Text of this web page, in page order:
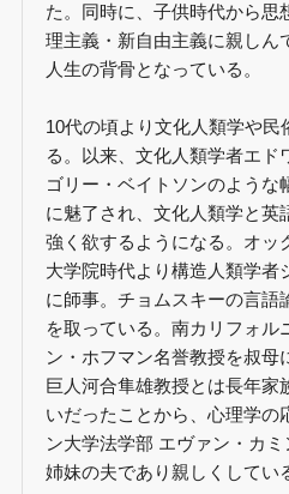
た。同時に、子供時代から思
理主義・新自由主義に親しん
人生の背骨となっている。
10代の頃より文化人類学や民
る。以来、文化人類学者エド
ゴリー・ベイトソンのような
に魅了され、文化人類学と英
強く欲するようになる。オッ
大学院時代より構造人類学者
に師事。チョムスキーの言語
を取っている。南カリフォル
ン・ホフマン名誉教授を叔母
巨人河合隼雄教授とは長年家
いだったことから、心理学の
ン大学法学部 エヴァン・カ
姉妹の夫であり親しくしてい